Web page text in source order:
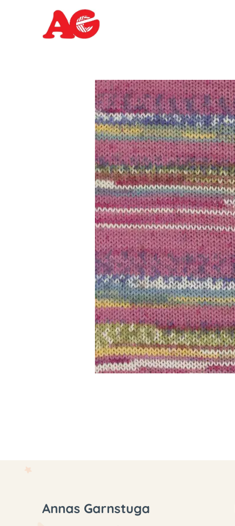
Annas Garnstuga